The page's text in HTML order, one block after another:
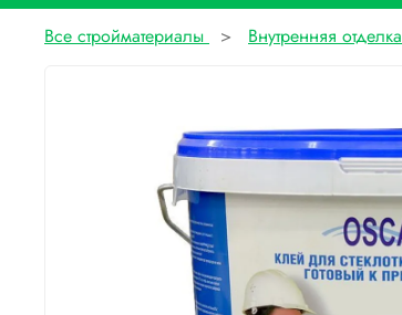
Все стройматериалы Внутренняя отделка